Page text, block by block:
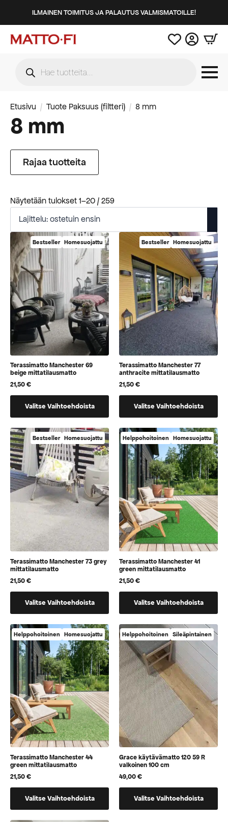
ILMAINEN TOIMITUS JA PALAUTUS VALMISMATOILLE!
search
Etusivu Tuote Paksuus (filtteri) 8 mm
8 mm
Rajaa tuotteita
Näytetään tulokset 1–20 / 259Suosituimmat
Bestseller Homesuojattu
Terassimatto Manchester 69
beige mittatilausmatto
21,50€
Valitse Vaihtoehdoista
vaihtoehtoja,
jotka
voidaan
valita
tuotteen
sivulla
Bestseller Homesuojattu
Terassimatto Manchester 77
anthracite mittatilausmatto
21,50€
Valitse Vaihtoehdoista
vaihtoehtoja,
jotka
voidaan
valita
tuotteen
sivulla
Bestseller Homesuojattu
Terassimatto Manchester 73 grey
mittatilausmatto
21,50€
Valitse Vaihtoehdoista
tuotteella
vaihtoehtoja,
jotka
voidaan
valita
tuotteen
sivulla
Helppohoitoinen Homesuojattu
Terassimatto Manchester 41
green mittatilausmatto
21,50€
Valitse Vaihtoehdoista
tuotteella
vaihtoehtoja,
jotka
voidaan
valita
tuotteen
sivulla
Helppohoitoinen Homesuojattu
Terassimatto Manchester 44
green mittatilausmatto
21,50€
Valitse Vaihtoehdoista
Helppohoitoinen Sileäpintainen
Grace käytävämatto 120 59 R
valkoinen 100 cm
49,00€
Valitse Vaihtoehdoista